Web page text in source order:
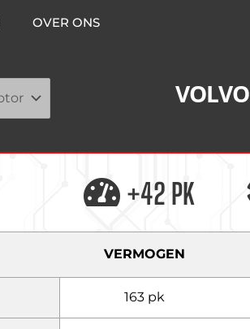
OVER ONS
VOLVO
+42 PK
VERMOGEN
163 pk